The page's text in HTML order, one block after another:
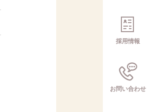
採用情報
お問い合わせ